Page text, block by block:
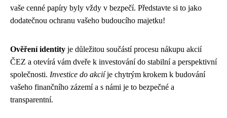
vaše cenné papíry byly vždy v bezpečí. Představte si to jako
dodatečnou ochranu vašeho budoucího majetku!
Ověření identity je důležitou součástí procesu nákupu akcií
ČEZ a otevírá vám dveře k investování do stabilní a perspektivní
společnosti. Investice do akciíje chytrým krokem k budování
vašeho finančního zázemí a s námi je to bezpečné a
transparentní.